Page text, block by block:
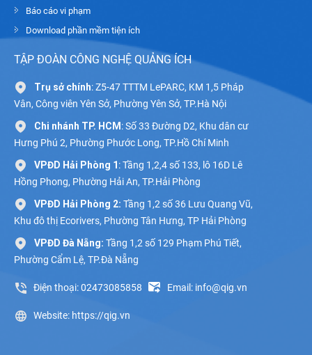
Báo cáo vi phạm
Download phần mềm tiện ích
TẬP ĐOÀN CÔNG NGHỆ QUẢNG ÍCH
Trụ sở chính: Z5-47 TTTM LePARC, KM 1,5 Pháp
Vân, Công viên Yên Sở, Phường Yên Sở, TP.Hà Nội
Chi nhánh TP. HCM : Số 33 Đường D2, Khu dân cư
Hưng Phú 2, Phường Phước Long, TP.Hồ Chí Minh
VPĐD Hải Phòng 1 : Tầng 1,2,4 số 133, lô 16D Lê
Hồng Phong, Phường Hải An, TP.Hải Phòng
VPĐD Hải Phòng 2: Tầng 1,2 số 36 Lưu Quang Vũ,
Khu đô thị Ecorivers, Phường Tân Hưng, TP Hải Phòng
VPĐD Đà Nẵng: Tầng 1,2 số 129 Phạm Phú Tiết,
Phường Cẩm Lệ, TP.Đà Nẵng
Điện thoại: 02473085858 Email: info@qig.vn
Website: https://qig.vn